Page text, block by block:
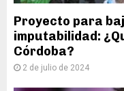
Proyecto para
imputabilidad:
Córdoba?
2 de julio de 2024